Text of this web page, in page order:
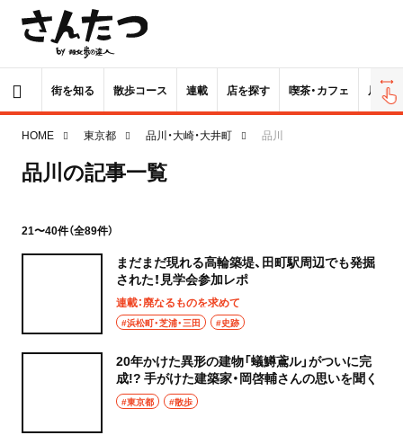
街を知る 散歩コース 連載 店を探す 喫茶・カフェ 居酒屋
HOME 東京都 品川・大崎・大井町 品川
品川の記事一覧
21〜40件（全89件）
まだまだ現れる高輪築堤、田町駅周辺でも発掘
された！見学会参加レポ
連載：廃なるものを求めて
#浜松町・芝浦・三田 #史跡
20年かけた異形の建物「蟻鱒鳶ル」がついに完
成!? 手がけた建築家・岡啓輔さんの思いを聞く
#東京都 #散歩